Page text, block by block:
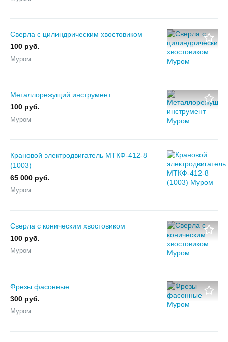
Сверла с цилиндрическим хвостовиком
100 руб.
Муром
Металлорежущий инструмент
100 руб.
Муром
Крановой электродвигатель МТКФ-412-8
(1003)
65 000 руб.
Муром
Сверла с коническим хвостовиком
100 руб.
Муром
Фрезы фасонные
300 руб.
Муром